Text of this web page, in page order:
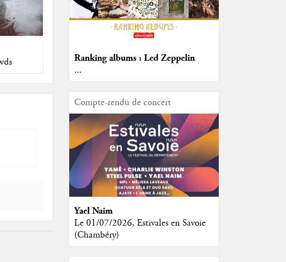
Ranking albums : Led Zeppelin
...
Compte-rendu de concert
Yael Naim
Le 01/07/2026, Estivales en Savoie
(Chambéry)